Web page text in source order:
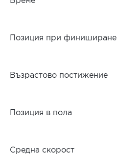
Позиция при финиширане
Възрастово постижение
Позиция в пола
Средна скорост